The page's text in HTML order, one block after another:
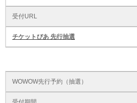
受付URL
チケットぴあ 先行抽選
WOWOW先行予約（抽選）